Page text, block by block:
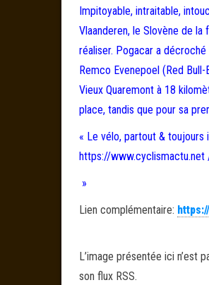
Impitoyable, intraitable,
Vlaanderen, le Slovène de la
réaliser. Pogacar a
Remco Evenepoel (Red
Vieux Quaremont à 18
place, tandis que pour sa
« Le vélo, partout & toujours
https://www.cyclismactu.net
»
Lien complémentaire:
L’image présentée ici n’est
son flux RSS.